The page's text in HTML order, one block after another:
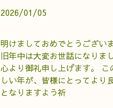
2026/01/05
明けましておめでとうございま
旧年中は大変お世話になりまし
心より御礼申し上げます。 こ
しい年が、皆様にとってより
となりますよう祈